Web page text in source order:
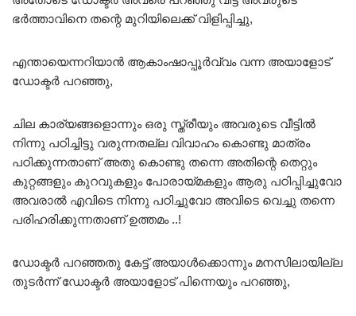
ഭർത്താവിനെ തന്റെ മുറിയിലെക്ക് വിളിപ്പിച്ചു,
എന്തായെന്നറിയാൻ ആകാംഷാപ്പൂർവ്വം വന്ന അയാളോട്
ഡോക്ടർ പറഞ്ഞു,
ചില കാര്യങ്ങളൊന്നും ഒരു സ്ത്രീയും അവരുടെ വീട്ടിൽ
നിന്നു പഠിച്ചിട്ടു വരുന്നതല്ല വിവാഹം കൊണ്ടു മാത്രം
പഠിക്കുന്നതാണ് അതു കൊണ്ടു തന്നെ അതിന്റെ തെറ്റും
കുറ്റങ്ങളും കുറവുകളും പോരായ്മകളും ആരു പഠിപ്പിച്ചുവോ
അവരാൽ എവിടെ നിന്നു പഠിച്ചുവോ അവിടെ വെച്ചു തന്നെ
പരിഹരിക്കുന്നതാണ് ഉത്തമം ..!
ഡോക്ടർ പറഞ്ഞതു കേട്ട് അയാൾക്കൊന്നും മനസിലായില്ല
തുടർന്ന് ഡോക്ടർ അയാളോട് പിന്നെയും പറഞ്ഞു,